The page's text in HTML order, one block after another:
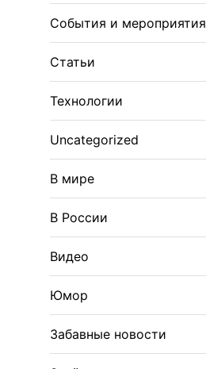
События и мероприятия
Статьи
Технологии
Uncategorized
В мире
В России
Видео
Юмор
Забавные новости